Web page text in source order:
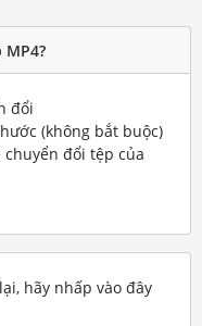
đổi
(không bắt buộc)
đổi tệp của
hãy nhấp vào đây